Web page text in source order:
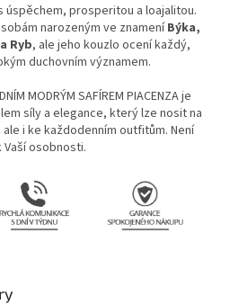
úspěchem, prosperitou a loajalitou.
narozeným ve znameníBýka,
Ryb, ale jeho kouzlo ocení každý,
duchovním významem.
MODRÝM SAFÍREM PIACENZA je
síly a elegance, který lze nosit na
i ke každodenním outfitům. Není
osobnosti.